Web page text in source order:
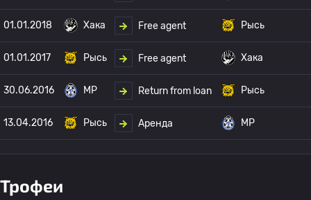
01.01.2018 Хака Free agent Рысь
01.01.2017 Рысь Free agent Хака
30.06.2016 MP Return from loan Рысь
13.04.2016 Рысь Аренда MP
Трофеи